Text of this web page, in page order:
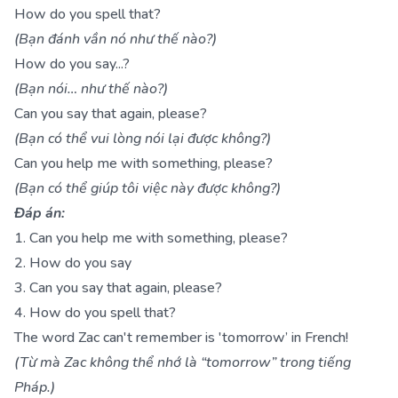
How do you spell that?
(Bạn đánh vần nó như thế nào?)
How do you say...?
(Bạn nói… như thế nào?)
Can you say that again, please?
(Bạn có thể vui lòng nói lại được không?)
Can you help me with something, please?
(Bạn có thể giúp tôi việc này được không?)
Đáp án:
1. Can you help me with something, please?
2. How do you say
3. Can you say that again, please?
4. How do you spell that?
The word Zac can't remember is 'tomorrow’ in French!
(Từ mà Zac không thể nhớ là “tomorrow” trong tiếng
Pháp.)